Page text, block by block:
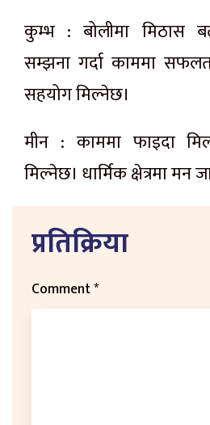
कुम्भ : बोलीमा मिठास
सम्झना गर्दा काममा
सहयोग मिल्नेछ।
मीन : काममा फाइदा
मिल्नेछ। धार्मिक क्षेत्रमा मन
प्रतिक्रिया
Comment*